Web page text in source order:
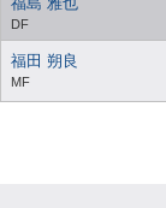
DF
福田 朔良
MF